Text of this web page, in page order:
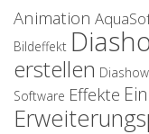
Animation
Bildeffekt
erstellen
Software Effekte